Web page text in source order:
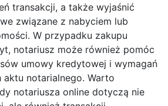
transakcji, a także wyjaśnić
związane z nabyciem lub
W przypadku zakupu
notariusz może również pomóc
umowy kredytowej i wymagań
notarialnego. Warto
notariusza online dotyczą nie